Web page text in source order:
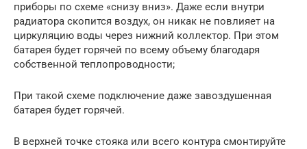
приборы по схеме «снизу вниз». Даже если внутри
радиатора скопится воздух, он никак не повлияет на
циркуляцию воды через нижний коллектор. При этом
батарея будет горячей по всему объему благодаря
собственной теплопроводности;
При такой схеме подключение даже завоздушенная
батарея будет горячей.
В верхней точке стояка или всего контура смонтируйте